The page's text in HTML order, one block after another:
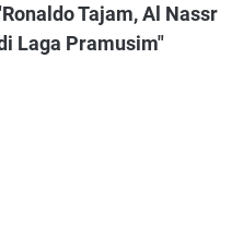
Tajam, Al Nassr
Laga Pramusim"